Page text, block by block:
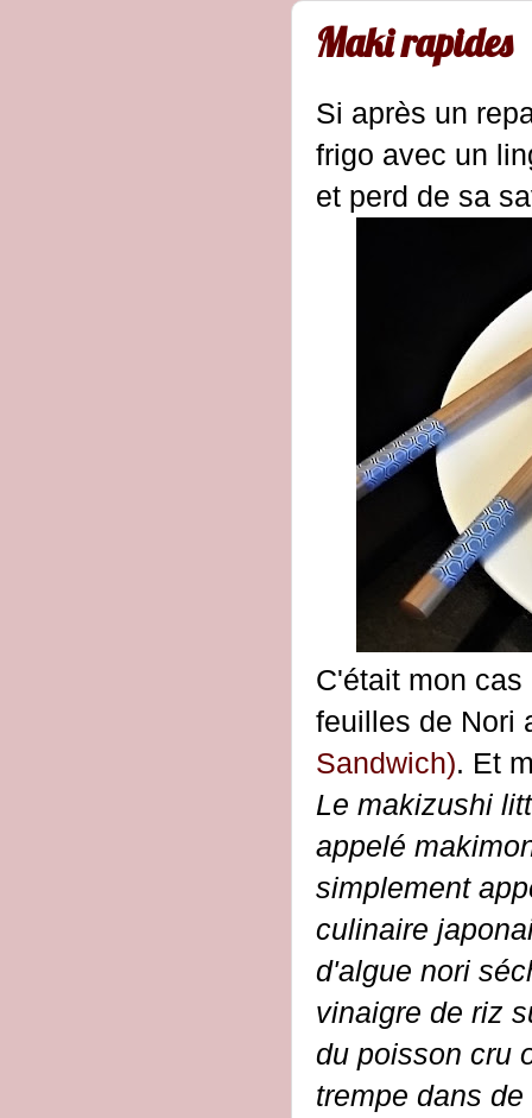
Maki rapides
Si après un
frigo avec un
et perd de sa
C'était mon
feuilles de Nori
Sandwich). Et
Le makizushi
appelé
simplement
culinaire
d'algue nori
vinaigre de riz
du poisson cru
trempe dans